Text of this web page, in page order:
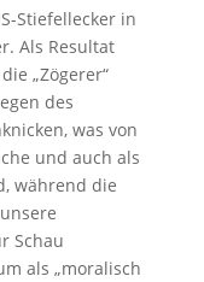
Stiefellecker in
Als Resultat
„Zögerer“
des
was von
und auch als
während die
Schau
als „moralisch